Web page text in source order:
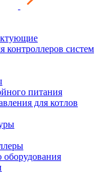
контроллеров систем
питания
для котлов